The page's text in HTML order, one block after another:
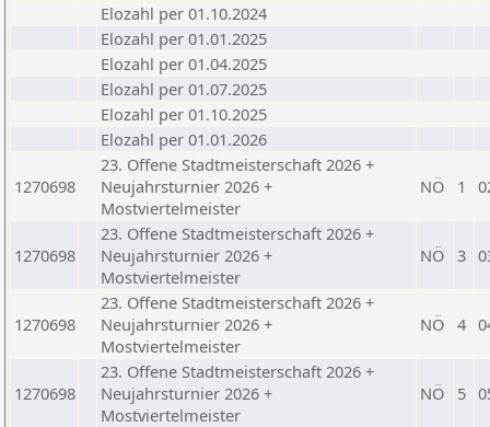
Elozahl per 01.10.2024
Elozahl per 01.01.2025
Elozahl per 01.04.2025
Elozahl per 01.07.2025
Elozahl per 01.10.2025
Elozahl per 01.01.2026
1270698
23. Offene Stadtmeisterschaft 2026 +
Neujahrsturnier 2026 +
Mostviertelmeister
NÖ 1
1270698
23. Offene Stadtmeisterschaft 2026 +
Neujahrsturnier 2026 +
Mostviertelmeister
NÖ 3
1270698
23. Offene Stadtmeisterschaft 2026 +
Neujahrsturnier 2026 +
Mostviertelmeister
NÖ 4
1270698
23. Offene Stadtmeisterschaft 2026 +
Neujahrsturnier 2026 +
Mostviertelmeister
NÖ 5